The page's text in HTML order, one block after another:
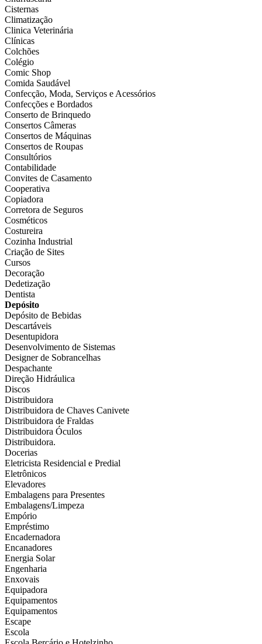
Cisternas
Climatização
Clinica Veterinária
Clínicas
Colchões
Colégio
Comic Shop
Comida Saudável
Confecção, Moda, Serviços e Acessórios
Confecções e Bordados
Conserto de Brinquedo
Consertos Câmeras
Consertos de Máquinas
Consertos de Roupas
Consultórios
Contabilidade
Convites de Casamento
Cooperativa
Copiadora
Corretora de Seguros
Cosméticos
Costureira
Cozinha Industrial
Criação de Sites
Cursos
Decoração
Dedetização
Dentista
Depósito
Depósito de Bebidas
Descartáveis
Desentupidora
Desenvolvimento de Sistemas
Designer de Sobrancelhas
Despachante
Direção Hidráulica
Discos
Distribuidora
Distribuidora de Chaves Canivete
Distribuidora de Fraldas
Distribuidora Óculos
Distribuidora.
Docerias
Eletricista Residencial e Predial
Eletrônicos
Elevadores
Embalagens para Presentes
Embalagens/Limpeza
Empório
Empréstimo
Encadernadora
Encanadores
Energia Solar
Engenharia
Enxovais
Equipadora
Equipamentos
Equipamentos
Escape
Escola